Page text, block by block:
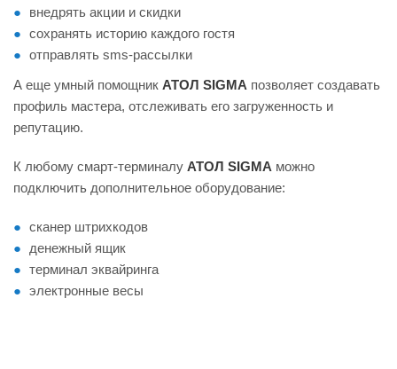
внедрять акции и скидки
сохранять историю каждого гостя
отправлять sms-рассылки
А еще умный помощник АТОЛ SIGMA позволяет создавать
профиль мастера, отслеживать его загруженность и
репутацию.
К любому смарт-терминалу АТОЛ SIGMA можно
подключить дополнительное оборудование:
сканер штрихкодов
денежный ящик
терминал эквайринга
электронные весы